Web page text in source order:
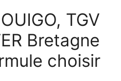
TGV
Bretagne
choisir